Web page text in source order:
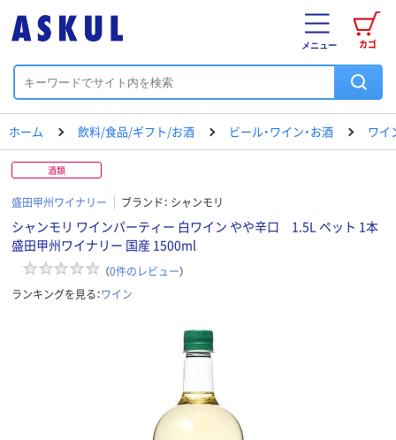
カゴ
メニュー
ホーム 飲料/食品/ギフト/お酒 ビール・ワイン・お酒 ワイ
酒類
盛田甲州ワイナリー ブランド： シャンモリ
シャンモリ ワインパーティー 白ワイン やや辛口 1.5L ペット 1本
盛田甲州ワイナリー 国産 1500ml
（0件のレビュー）
ランキングを見る：ワイン